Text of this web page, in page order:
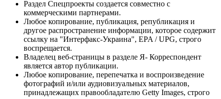
Раздел Спецпроекты создается совместно с
коммерческими партнерами.
Любое копирование, публикация, републикация и
другое распространение информации, которое содержит
ссылку на "Интерфакс-Украина", EPA / UPG, строго
воспрещается.
Владелец веб-страницы в разделе Я- Корреспондент
является автор публикации.
Любое копирование, перепечатка и воспроизведение
фотографий и/или аудиовизуальных материалов,
принадлежащих правообладателю Getty Images, строго